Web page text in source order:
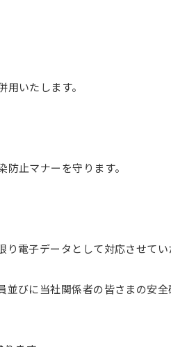
いたします。
止マナーを守ります。
電子データとして対応させてい
びに当社関係者の皆さまの安